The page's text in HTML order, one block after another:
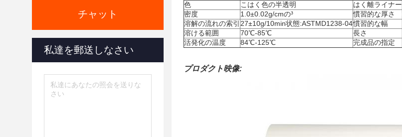
チャット
私達を郵送しなさい
色 こはく色の半透明 はく離ライナー
密度
1.0±0.02g/cmの³ 慣習的な厚さ
溶解の流れの索引 27±10g/10min状態:ASTMD1238-04慣習的な幅
溶ける範囲
70℃-85℃ 長さ
活発化の温度
84℃-125℃ 完成品の指定
プロダクト映像: